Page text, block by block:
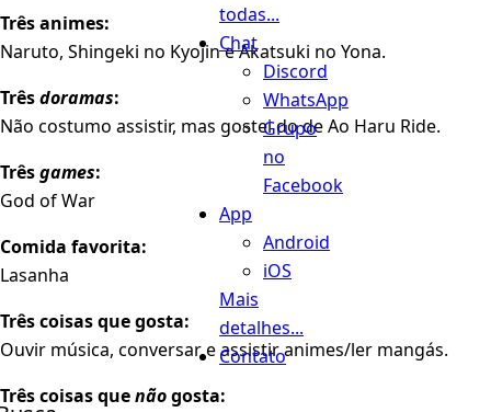
todas...
Chat
Discord
WhatsApp
Grupo
no
Facebook
App
Android
iOS
Mais
detalhes...
Contato
Três animes:
Naruto, Shingeki no Kyojin e Akatsuki no Yona.
Trêsdoramas:
Não costumo assistir, mas gostei do de Ao Haru Ride.
Trêsgames:
God of War
Comida favorita:
Lasanha
Três coisas que gosta:
Ouvir música, conversar e assistir animes/ler mangás.
Três coisas quenãogosta: